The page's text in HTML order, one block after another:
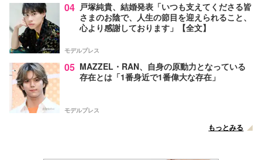
04 戸塚純貴、結婚発表「いつも支えてくださる皆
さまのお陰で、人生の節目を迎えられること、
心より感謝しております」【全文】
モデルプレス
05 MAZZEL・RAN、自身の原動力となっている
存在とは「1番身近で1番偉大な存在」
モデルプレス
もっとみる